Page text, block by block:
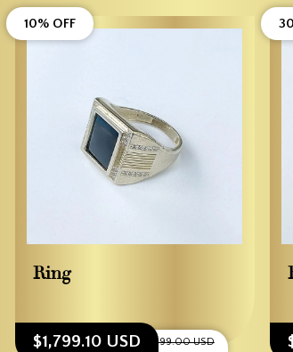
Ring
$1,799.10 USD $1,999.00 USD
10% OFF